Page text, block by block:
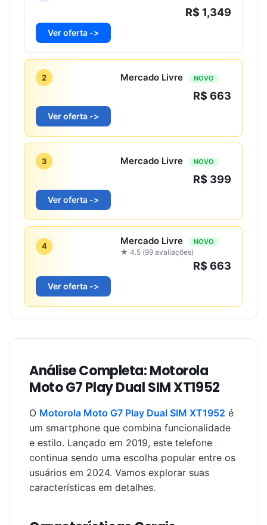
R$ 1,349
Ver oferta ->
2 Mercado Livre NOVO
R$ 663
Ver oferta ->
3 Mercado Livre NOVO
R$ 399
Ver oferta ->
4 Mercado Livre NOVO
★ 4.5 (99 avaliações)
R$ 663
Ver oferta ->
Análise Completa: Motorola
Moto G7 Play Dual SIM XT1952
O Motorola Moto G7 Play Dual SIM XT1952 é
um smartphone que combina funcionalidade
e estilo. Lançado em 2019, este telefone
continua sendo uma escolha popular entre os
usuários em 2024. Vamos explorar suas
características em detalhes.